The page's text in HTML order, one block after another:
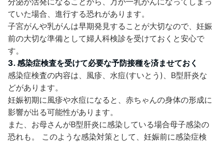
ていた場合、進行する恐れがあります。
子宮がんや乳がんは早期発見することが大切なので、妊娠
前の大切な準備として婦人科検診を受けておくと安心で
す。
3. 感染症検査を受けて必要な予防接種を済ませておく
感染症検査の内容は、風疹、水痘(すいとう)、B型肝炎な
どがあります。
妊娠初期に風疹や水痘になると、赤ちゃんの身体の形成に
影響が出る可能性があります。
また、お母さんがB型肝炎に感染している場合母子感染の
恐れも。 このような感染対策として、妊娠前に感染症検